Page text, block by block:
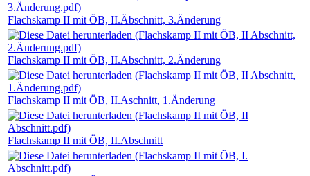
Flachskamp II mit ÖB, II.Äbschnitt, 3.Änderung
Flachskamp II mit ÖB, II.Abschnitt, 2.Änderung
Flachskamp II mit ÖB, II.Aschnitt, 1.Änderung
Flachskamp II mit ÖB, II.Abschnitt